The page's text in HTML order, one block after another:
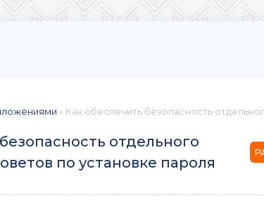
» Как обеспечить безопасность отдельного
отдельного
по установке пароля